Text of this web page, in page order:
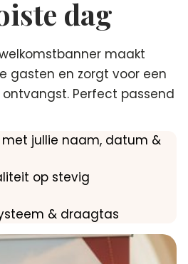
dag
maakt
gasten en zorgt voor een
Perfect passend
jullie naam, datum &
op stevig
& draagtas